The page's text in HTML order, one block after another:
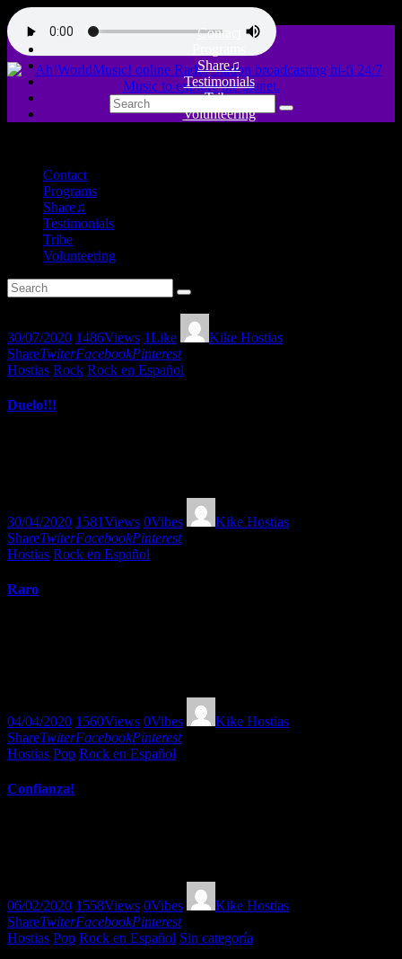
Contact
Share♫
Testimonials
Tribe
Volunteering
Contact
Programs
Share♫
Testimonials
Tribe
Volunteering
30/07/2020 1486Views 1Like
Kike Hostias
ShareTwiterFacebookPinterest
Hostias Rock Rock en Español
Duelo!!!
30/04/2020 1581Views 0Vibes
Kike Hostias
ShareTwiterFacebookPinterest
Hostias Rock en Español
Raro
04/04/2020 1560Views 0Vibes
Kike Hostias
ShareTwiterFacebookPinterest
Hostias Pop Rock en Español
Confianza!
06/02/2020 1558Views 0Vibes
Kike Hostias
ShareTwiterFacebookPinterest
Hostias Pop Rock en Español Sin categoría